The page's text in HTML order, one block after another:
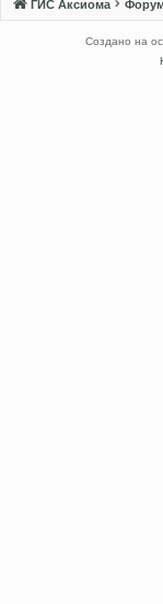
ГИС Аксиома
Создано на